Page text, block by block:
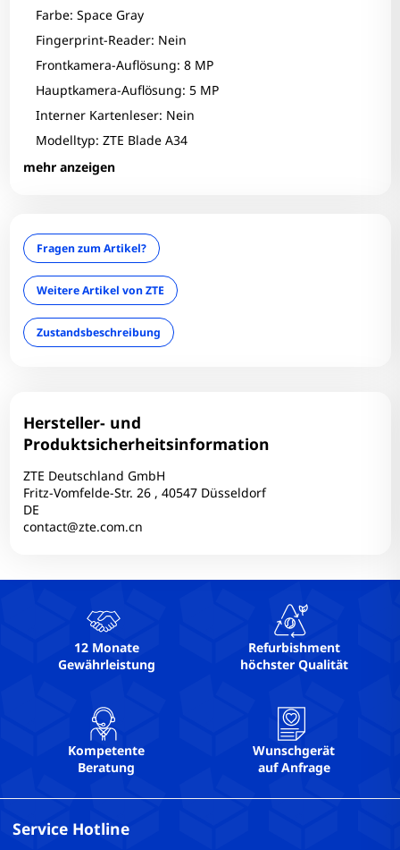
Farbe: Space Gray
Fingerprint-Reader: Nein
Frontkamera-Auflösung: 8 MP
Hauptkamera-Auflösung: 5 MP
Interner Kartenleser: Nein
Modelltyp: ZTE Blade A34
mehr anzeigen
Optischer Zustand: A-
SIM: Single - SIM
Speicher: 64 GB
Technischer Zustand: Einwandfrei
Wireless Charging: Nein
Fragen zum Artikel?
Weitere Artikel von ZTE
Zustandsbeschreibung
Hersteller- und
Produktsicherheitsinformation
ZTE Deutschland GmbH
Fritz-Vomfelde-Str. 26 , 40547 Düsseldorf
DE
contact@zte.com.cn
12 Monate
Gewährleistung
Refurbishment
höchster Qualität
Kompetente
Beratung
Wunschgerät
auf Anfrage
Service Hotline